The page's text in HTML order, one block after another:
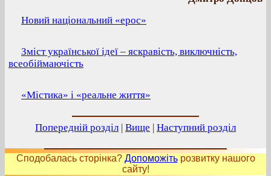
Новий національний «ерос»
Зміст української ідеї – яскравість, виключність,
всеобіймаючість
«Містика» і «реальне життя»
Попередній розділ | Вище | Наступний розділ
Сподобалась сторінка? Допоможітьрозвитку нашого
сайту!